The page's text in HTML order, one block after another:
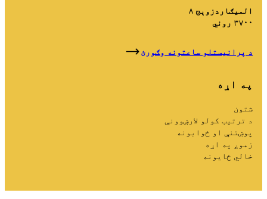
المیګاردزوېج ۸
۳۷۰۰ روني
د پرانیستلو ساعتونه وګورئ
په اړه
شتون
د ترتیب کولو لارښوونې
پوښتنې او ځوابونه
زموږ په اړه
خالي ځایونه